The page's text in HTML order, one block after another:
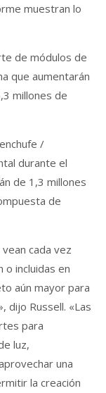
muestran lo
de módulos de
que aumentarán
millones de
/
durante el
de 1,3 millones
de
cada vez
incluidas en
aún mayor para
dijo Russell. «Las
para
luz,
una
la creación